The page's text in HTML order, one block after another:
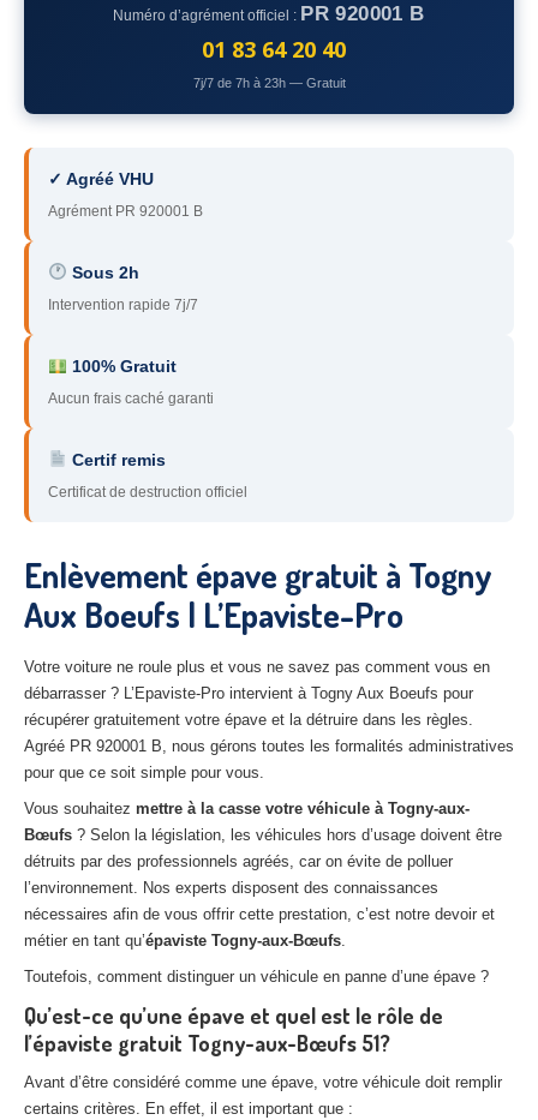
– Yvelines
– Hauts-de-Seine
93– Seine-Saint-Denis
94 – Val-de-Marne
95– Val d’Oise
91 – Essonne
– Yonne
60 – Oise
45 – Loiret
10– Aube
– Aisne
Tousles secteurs
VHU AGRÉE
Centreagréé VHU Paris 75 : casse auto avec destruction
Centreagréé VHU 77 : casse auto avec destruction
Centre agréé VHU 78 : casse auto avec destruction
Centre agréé VHU 91 : casse auto avec destruction
Centreagréé VHU 93 : casse auto avec destruction
Centreagréé VHU 94 : casse auto avec destruction
Numéro d’agrément officiel : PR 920001 B
01 83 64 20 40
7j/7 de 7h à 23h — Gratuit
✓ Agréé VHU
Agrément PR 920001 B
Sous 2h
Intervention rapide 7j/7
100% Gratuit
Aucun frais caché garanti
Certif remis
Certificat de destruction officiel
Enlèvement épave gratuit à Togny
Aux Boeufs | L’Epaviste-Pro
Votre voiture ne roule plus et vous ne savez pas comment vous en
débarrasser ? L’Epaviste-Pro intervient à Togny Aux Boeufs pour
récupérer gratuitement votre épave et la détruire dans les règles.
Agréé PR 920001 B, nous gérons toutes les formalités administratives
pour que ce soit simple pour vous.
Vous souhaitez mettre à la casse votre véhicule à Togny-aux-
Bœufs ? Selon la législation, les véhicules hors d’usage doivent être
détruits par des professionnels agréés, car on évite de polluer
l’environnement. Nos experts disposent des connaissances
nécessaires afin de vous offrir cette prestation, c’est notre devoir et
métier en tant qu’épaviste Togny-aux-Bœufs.
Toutefois, comment distinguer un véhicule en panne d’une épave ?
Qu’est-ce qu’une épave et quel est le rôle de
l’épaviste gratuit Togny-aux-Bœufs 51?
Avant d’être considéré comme une épave, votre véhicule doit remplir
certains critères. En effet, il est important que :